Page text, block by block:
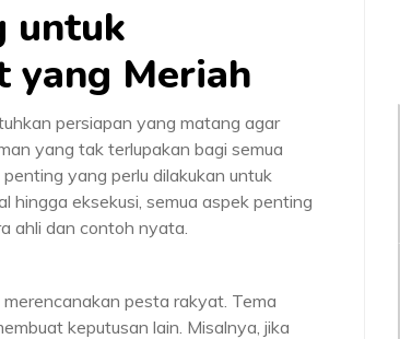
untuk
yang Meriah
persiapan yang matang agar
yang tak terlupakan bagi semua
yang perlu dilakukan untuk
hingga eksekusi, semua aspek penting
ahli dan contoh nyata.
pesta rakyat. Tema
keputusan lain. Misalnya, jika